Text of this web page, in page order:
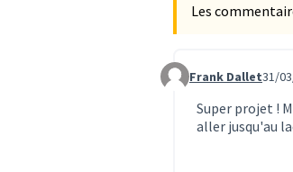
Les
Commentaire 506
Frank Dallet31/
Super projet !
aller jusqu'au